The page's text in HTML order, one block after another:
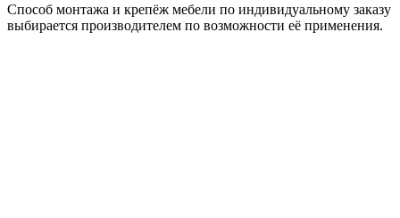
Способ монтажа и крепёж мебели по индивидуальному заказу
выбирается производителем по возможности её применения.